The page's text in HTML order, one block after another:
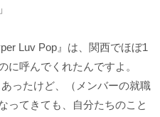
Luv Pop』は、関西でほぼ1
に呼んでくれたんですよ。
ったけど、（メンバーの就職
ってきても、自分たちのこと